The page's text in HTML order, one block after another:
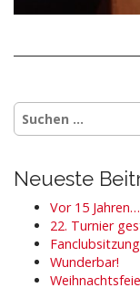
Suchen
nach:
Neueste
Vor 15 Jahren…
22. Turnier
Fanclubsitzung
Wunderbar!